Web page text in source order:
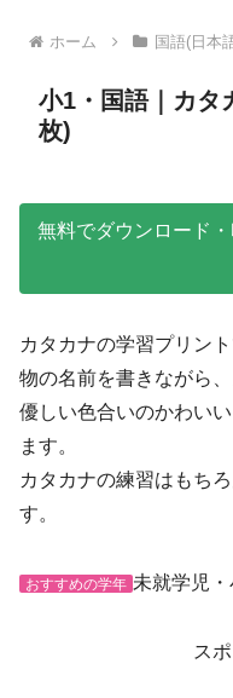
ホーム 国語(日本
小1・国語｜カタ
枚)
無料でダウンロード
カタカナの学習プリン
物の名前を書きながら
優しい色合いのかわい
ます。
カタカナの練習はもち
す。
おすすめの学年 未就学児
ス